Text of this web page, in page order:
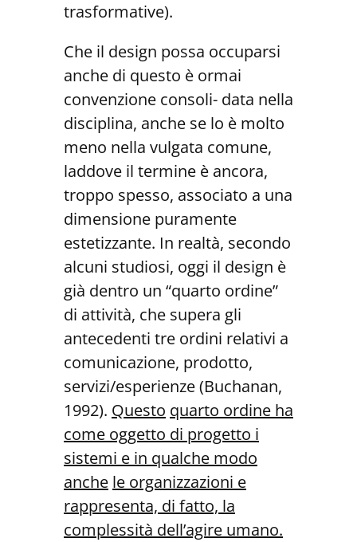
trasformative).
Che il design possa occuparsi
anche di questo è ormai
convenzione consoli- data nella
disciplina, anche se lo è molto
meno nella vulgata comune,
laddove il termine è ancora,
troppo spesso, associato a una
dimensione puramente
estetizzante. In realtà, secondo
alcuni studiosi, oggi il design è
già dentro un “quarto ordine”
di attività, che supera gli
antecedenti tre ordini relativi a
comunicazione, prodotto,
servizi/esperienze (Buchanan,
1992). Questo quarto ordine ha
come oggetto di progetto i
sistemi e in qualche modo
anche le organizzazioni e
rappresenta, di fatto, la
complessità dell’agire umano.